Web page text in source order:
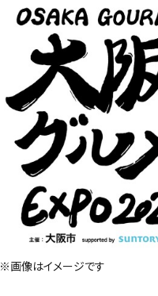
※画像はイメージです